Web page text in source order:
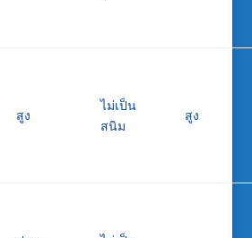
สูง
ไม่เป็น
สนิม
สูง